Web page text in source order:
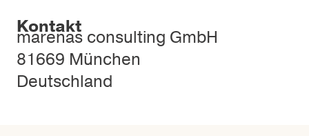
Kontakt
marenas consulting GmbH
81669 München
Deutschland